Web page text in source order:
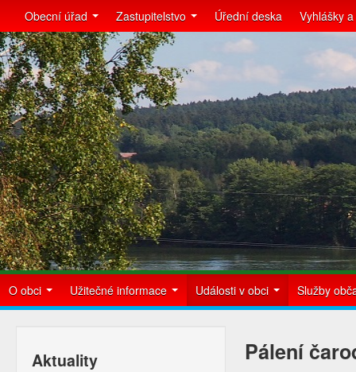
Obecní úřad Zastupitelstvo Úřední deska Vyhlášky
O obci Užitečné informace Události v obci Služby
Aktuality Pálení